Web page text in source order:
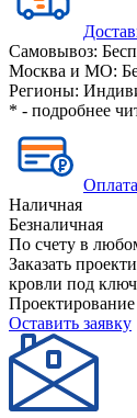
Самовывоз:
Москва и МО:
Регионы:
* - подробнее
Оплата
Наличная
Безналичная
По счету в
Заказать
кровли под ключ
Оставить заявку